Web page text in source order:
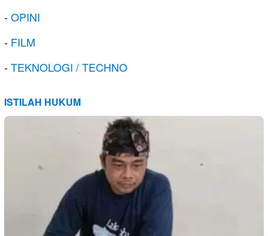
-OPINI
- FILM
-TEKNOLOGI / TECHNO
ISTILAH HUKUM